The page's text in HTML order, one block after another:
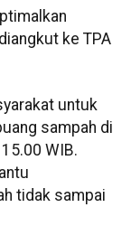
ke TPA
untuk
sampah di
WIB.
tidak sampai